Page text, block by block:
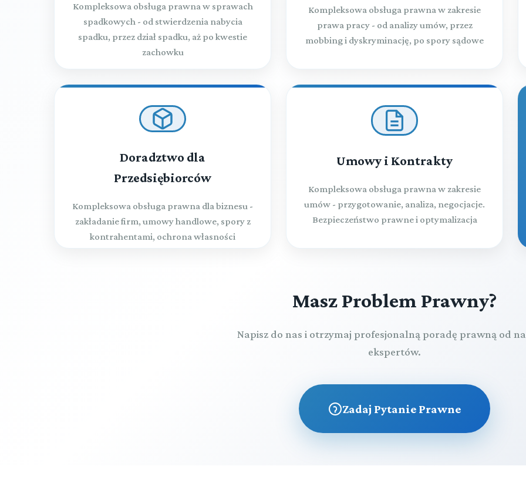
Kompleksowa obsługa prawna w sprawach
spadkowych - od stwierdzenia nabycia
spadku, przez dział spadku, aż po kwestie
zachowku
Kompleksowa obsługa prawna w zakresie
prawa pracy - od analizy umów, przez
mobbing i dyskryminację, po spory sądowe
Doradztwo dla
Przedsiębiorców
Kompleksowa obsługa prawna dla biznesu -
zakładanie firm, umowy handlowe, spory z
kontrahentami, ochrona własności
Umowy i Kontrakty
Kompleksowa obsługa prawna w zakresie
umów - przygotowanie, analiza, negocjacje.
Bezpieczeństwo prawne i optymalizacja
Masz Problem Prawny?
Napisz do nas i otrzymaj profesjonalną poradę prawną od
ekspertów.
Zadaj Pytanie Prawne